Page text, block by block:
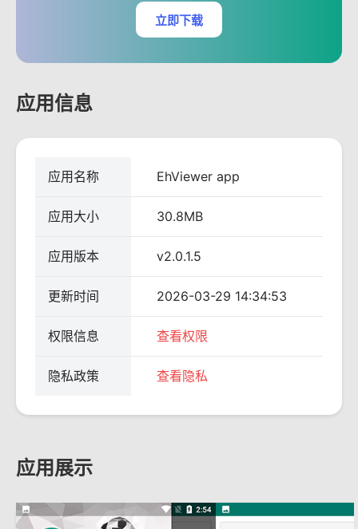
立即下载
应用信息
应用名称 EhViewer app
应用大小 30.8MB
应用版本 v2.0.1.5
更新时间 2026-03-29 14:34:53
权限信息 查看权限
隐私政策 查看隐私
应用展示